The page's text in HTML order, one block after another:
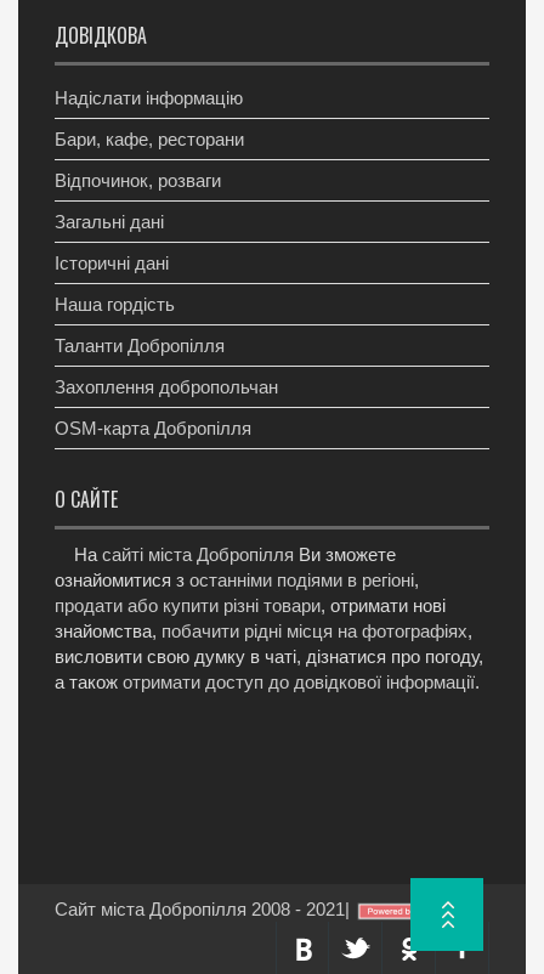
ДОВІДКОВА
Надіслати інформацію
Бари, кафе, ресторани
Відпочинок, розваги
Загальні дані
Історичні дані
Наша гордість
Таланти Добропілля
Захоплення добропольчан
OSM-карта Добропілля
О САЙТЕ
На сайті міста Добропілля Ви зможете
ознайомитися з останніми подіями в регіоні,
продати або купити різні товари, отримати нові
знайомства, побачити рідні місця на фотографіях,
висловити свою думку в чаті, дізнатися про погоду,
а також отримати доступ до довідкової інформації.
Сайт міста Добропілля 2008 - 2021|